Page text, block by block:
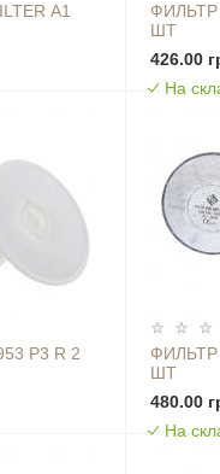
А1
ФИЛЬТР
ШТ
426.00
На
P3 R 2
ФИЛЬТР
ШТ
480.00
На